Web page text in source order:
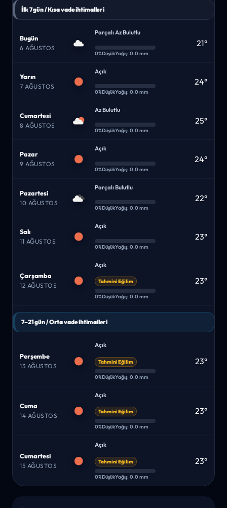
İlk 7 gün / Kısa vade ihtimalleri
Bugün
6 AĞUSTOS
Parçalı Az Bulutlu
0%DüşükYağış: 0.0 mm
21°
Yarın
7 AĞUSTOS
Açık
0%DüşükYağış: 0.0 mm
24°
Cumartesi
8 AĞUSTOS
Az Bulutlu
0%DüşükYağış: 0.0 mm
25°
Pazar
9 AĞUSTOS
Açık
0%DüşükYağış: 0.0 mm
24°
Pazartesi
10 AĞUSTOS
Parçalı Bulutlu
0%DüşükYağış: 0.0 mm
22°
Salı
11 AĞUSTOS
Açık
0%DüşükYağış: 0.0 mm
23°
Çarşamba
12 AĞUSTOS
Açık
Tahmini Eğilim
0%DüşükYağış: 0.0 mm
23°
7–21 gün / Orta vade ihtimalleri
Perşembe
13 AĞUSTOS
Açık
Tahmini Eğilim
0%DüşükYağış: 0.0 mm
23°
Cuma
14 AĞUSTOS
Açık
Tahmini Eğilim
0%DüşükYağış: 0.0 mm
23°
Cumartesi
15 AĞUSTOS
Açık
Tahmini Eğilim
0%DüşükYağış: 0.0 mm
23°